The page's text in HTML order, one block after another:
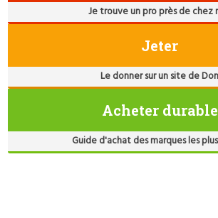
Je trouve un pro près de chez
Jeter
Le donner sur un site de Don
Acheter durable
Guide d'achat des marques les